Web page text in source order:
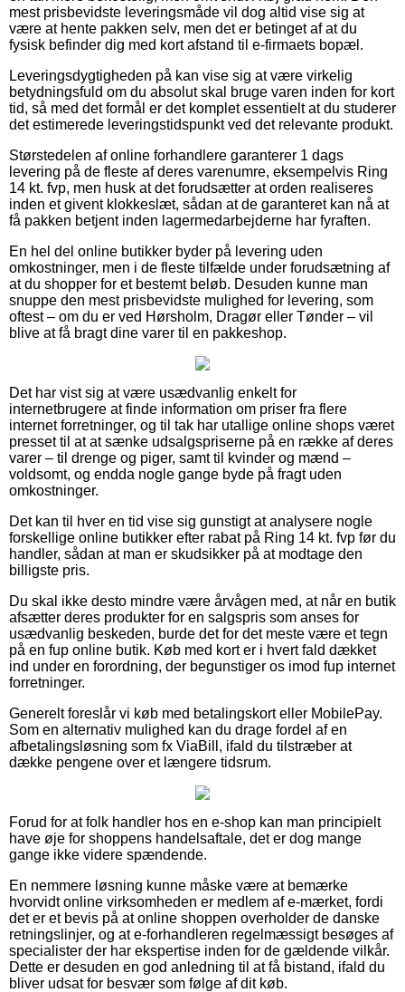
mest prisbevidste leveringsmåde vil dog altid vise sig at
være at hente pakken selv, men det er betinget af at du
fysisk befinder dig med kort afstand til e-firmaets bopæl.
Leveringsdygtigheden på kan vise sig at være virkelig
betydningsfuld om du absolut skal bruge varen inden for kort
tid, så med det formål er det komplet essentielt at du studerer
det estimerede leveringstidspunkt ved det relevante produkt.
Størstedelen af online forhandlere garanterer 1 dags
levering på de fleste af deres varenumre, eksempelvis Ring
14 kt. fvp, men husk at det forudsætter at orden realiseres
inden et givent klokkeslæt, sådan at de garanteret kan nå at
få pakken betjent inden lagermedarbejderne har fyraften.
En hel del online butikker byder på levering uden
omkostninger, men i de fleste tilfælde under forudsætning af
at du shopper for et bestemt beløb. Desuden kunne man
snuppe den mest prisbevidste mulighed for levering, som
oftest – om du er ved Hørsholm, Dragør eller Tønder – vil
blive at få bragt dine varer til en pakkeshop.
Det har vist sig at være usædvanlig enkelt for
internetbrugere at finde information om priser fra flere
internet forretninger, og til tak har utallige online shops været
presset til at at sænke udsalgspriserne på en række af deres
varer – til drenge og piger, samt til kvinder og mænd –
voldsomt, og endda nogle gange byde på fragt uden
omkostninger.
Det kan til hver en tid vise sig gunstigt at analysere nogle
forskellige online butikker efter rabat på Ring 14 kt. fvp før du
handler, sådan at man er skudsikker på at modtage den
billigste pris.
Du skal ikke desto mindre være årvågen med, at når en butik
afsætter deres produkter for en salgspris som anses for
usædvanlig beskeden, burde det for det meste være et tegn
på en fup online butik. Køb med kort er i hvert fald dækket
ind under en forordning, der begunstiger os imod fup internet
forretninger.
Generelt foreslår vi køb med betalingskort eller MobilePay.
Som en alternativ mulighed kan du drage fordel af en
afbetalingsløsning som fx ViaBill, ifald du tilstræber at
dække pengene over et længere tidsrum.
Forud for at folk handler hos en e-shop kan man principielt
have øje for shoppens handelsaftale, det er dog mange
gange ikke videre spændende.
En nemmere løsning kunne måske være at bemærke
hvorvidt online virksomheden er medlem af e-mærket, fordi
det er et bevis på at online shoppen overholder de danske
retningslinjer, og at e-forhandleren regelmæssigt besøges af
specialister der har ekspertise inden for de gældende vilkår.
Dette er desuden en god anledning til at få bistand, ifald du
bliver udsat for besvær som følge af dit køb.